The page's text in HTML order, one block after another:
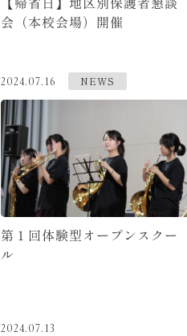
会（本校会場）開催
2024.07.16 NEWS
第１回体験型オープンスクー
ル
2024.07.13